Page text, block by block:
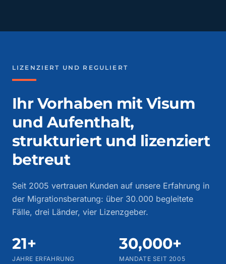
LIZENZIERT UND REGULIERT
Ihr Vorhaben mit Visum
und Aufenthalt,
strukturiert und lizenziert
betreut
Seit 2005 vertrauen Kunden auf unsere Erfahrung in
der Migrationsberatung: über 30.000 begleitete
Fälle, drei Länder, vier Lizenzgeber.
21+
JAHRE ERFAHRUNG
30,000+
MANDATE SEIT 2005